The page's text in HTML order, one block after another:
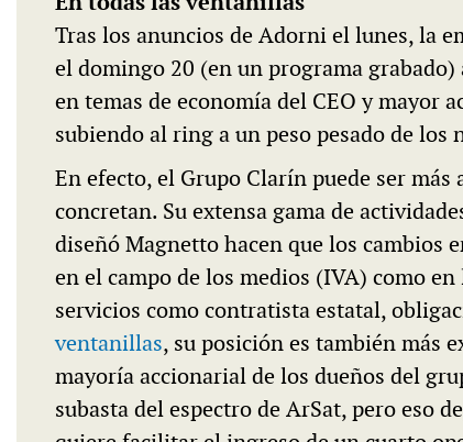
Tras los anuncios de Adorni el lunes, la
el domingo 20 (en un programa
en temas de economía del CEO y mayor
subiendo al ring a un peso pesado de
En efecto, el Grupo Clarín puede ser
concretan. Su extensa gama de
diseñó Magnetto hacen que los cambios
en el campo de los medios (IVA) como
servicios como contratista estatal,
ventanillas, su posición es también más
mayoría accionarial de los dueños del
subasta del espectro de ArSat, pero eso